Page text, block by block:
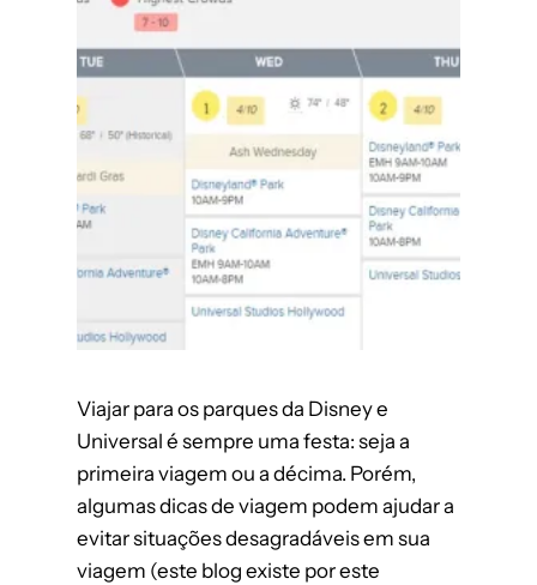
Viajar para os parques da Disney e
Universal é sempre uma festa: seja a
primeira viagem ou a décima. Porém,
algumas dicas de viagem podem ajudar a
evitar situações desagradáveis em sua
viagem (este blog existe por este